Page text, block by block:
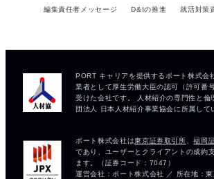
編集責任者メッセージ D&Iの推進 就活対策